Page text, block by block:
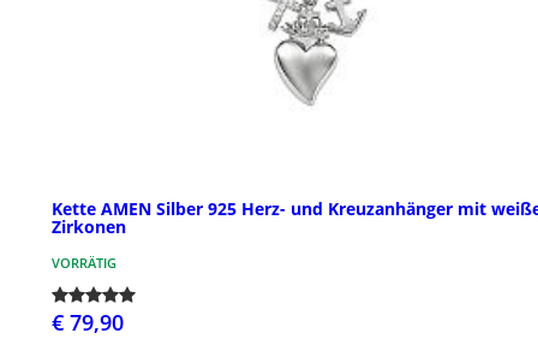
Kette AMEN Silber 925 Herz- und Kreuzanhänger mit
Zirkonen
VORRÄTIG
€ 79,90